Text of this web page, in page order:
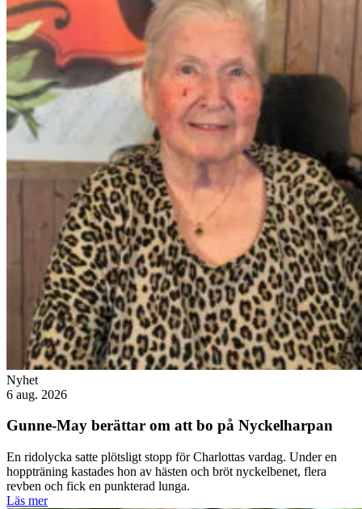
Nyhet
6 aug. 2026
Gunne-May berättar om att bo på Nyckelharpan
En ridolycka satte plötsligt stopp för Charlottas vardag. Under en
hoppträning kastades hon av hästen och bröt nyckelbenet, flera
revben och fick en punkterad lunga.
Läs mer